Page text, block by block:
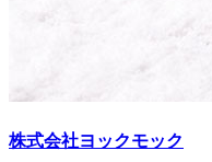
株式会社ヨックモック